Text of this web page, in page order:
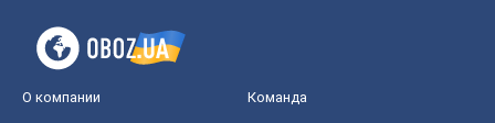
О компании Команда